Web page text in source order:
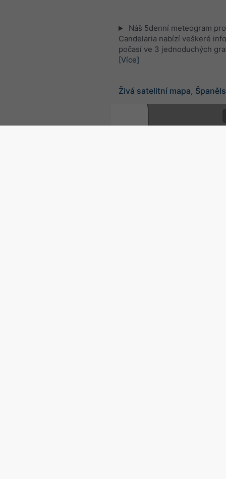
Náš 5denní meteogram pro
Candelaria nabízí veškeré
počasí ve 3 jednoduchých
[Více]
Živá satelitní mapa,